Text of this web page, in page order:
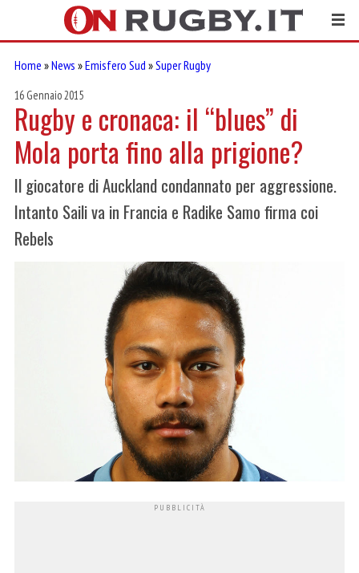
Home »News »Emisfero Sud »Super Rugby
16 Gennaio 2015
Rugby e cronaca: il “blues” di
Mola porta fino alla prigione?
Il giocatore di Auckland condannato per aggressione.
Intanto Saili va in Francia e Radike Samo firma coi
Rebels